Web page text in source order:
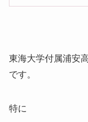
東海大学付属浦安
です。
特に